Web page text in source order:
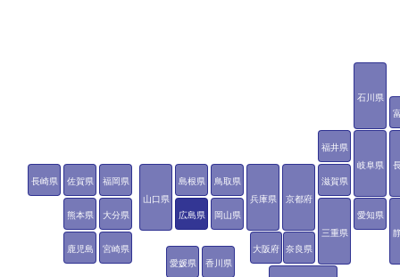
石川県
福井県
岐阜県
愛知県
三重県
滋賀県
京都府
大阪府
兵庫県
奈良県
鳥取県
島根県
岡山県
広島県
山口県
香川県
愛媛県
福岡県
佐賀県
長崎県
熊本県 大分県
宮崎県
鹿児島